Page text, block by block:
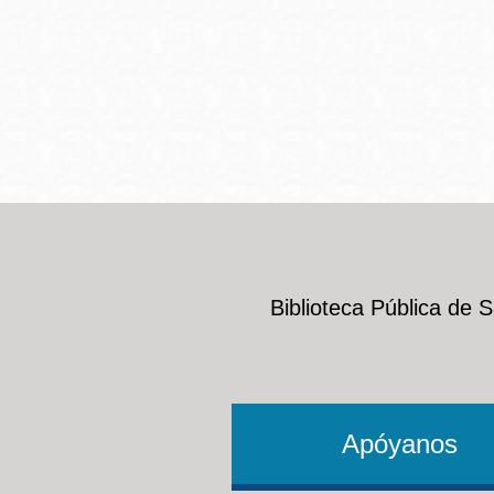
Biblioteca Pública de
Apóyanos